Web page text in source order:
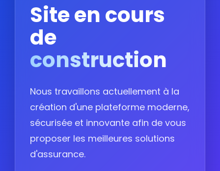
Site en cours
de
construction
Nous travaillons actuellement à la
création d'une plateforme moderne,
sécurisée et innovante afin de vous
proposer les meilleures solutions
d'assurance.